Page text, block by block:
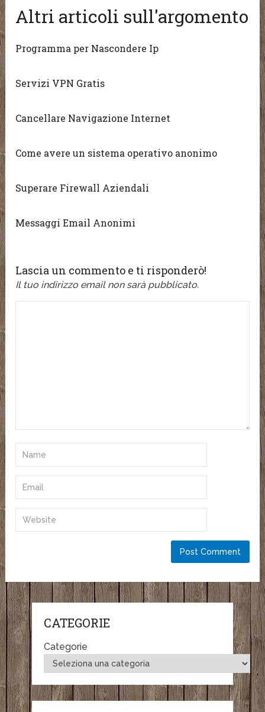
Altri articoli sull'argomento
Programma per Nascondere Ip
Servizi VPN Gratis
Cancellare Navigazione Internet
Come avere un sistema operativo anonimo
Superare Firewall Aziendali
Messaggi Email Anonimi
Lascia un commento e ti risponderò!
Il tuo indirizzo email non sarà pubblicato.
CATEGORIE
Categorie